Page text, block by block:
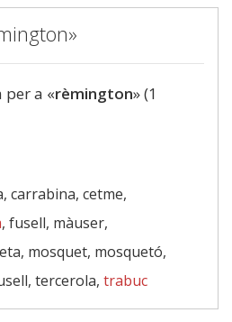
per a «rèmington» (1
carrabina, cetme,
, fusell, màuser,
mosquet, mosquetó,
tercerola, trabuc